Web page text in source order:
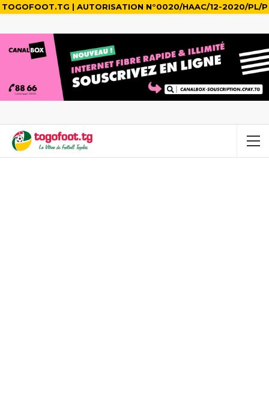
TOGOFOOT.TG | AUTORISATION N°0020/HAAC/12-2020/PL/P